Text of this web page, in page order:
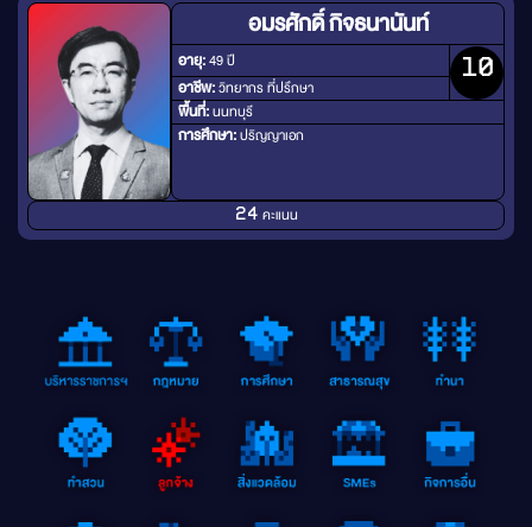
อมรศักดิ์ กิจธนานันท์
อายุ:49 ปี
อาชีพ:วิทยากร ที่ปรึกษา
10
พื้นที่:นนทบุรี
การศึกษา:ปริญญาเอก
24 คะแนน